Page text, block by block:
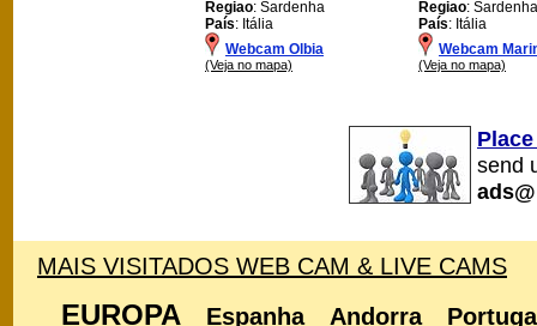
Regiao: Sardenha
País: Itália
Webcam Olbia
(Veja no mapa)
Regiao: Sardenha
País: Itália
Webcam
(Veja no mapa)
send
MAIS VISITADOS WEB CAM & LIVE CAMS
EUROPA Espanha Andorra